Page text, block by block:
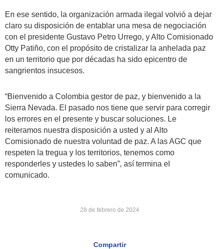
En ese sentido, la organización armada ilegal volvió a dejar
claro su disposición de entablar una mesa de negociación
con el presidente Gustavo Petro Urrego, y Alto Comisionado
Otty Patiño, con el propósito de cristalizar la anhelada paz
en un territorio que por décadas ha sido epicentro de
sangrientos insucesos.
“Bienvenido a Colombia gestor de paz, y bienvenido a la
Sierra Nevada. El pasado nos tiene que servir para corregir
los errores en el presente y buscar soluciones. Le
reiteramos nuestra disposición a usted y al Alto
Comisionado de nuestra voluntad de paz. A las AGC que
respeten la tregua y los territorios, tenemos como
responderles y ustedes lo saben”, así termina el
comunicado.
28 de febrero de 2024
Compartir